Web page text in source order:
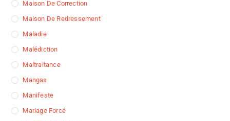
Maison De Correction
Maison De Redressement
Maladie
Malédiction
Maltraitance
Mangas
Manifeste
Mariage Forcé